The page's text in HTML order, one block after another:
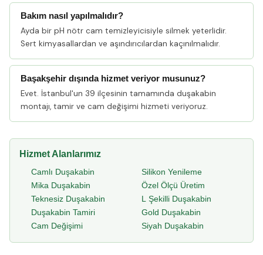
Bakım nasıl yapılmalıdır?
Ayda bir pH nötr cam temizleyicisiyle silmek yeterlidir.
Sert kimyasallardan ve aşındırıcılardan kaçınılmalıdır.
Başakşehir dışında hizmet veriyor musunuz?
Evet. İstanbul'un 39 ilçesinin tamamında duşakabin
montajı, tamir ve cam değişimi hizmeti veriyoruz.
Hizmet Alanlarımız
Camlı Duşakabin
Mika Duşakabin
Teknesiz Duşakabin
Duşakabin Tamiri
Cam Değişimi
Silikon Yenileme
Özel Ölçü Üretim
L Şekilli Duşakabin
Gold Duşakabin
Siyah Duşakabin